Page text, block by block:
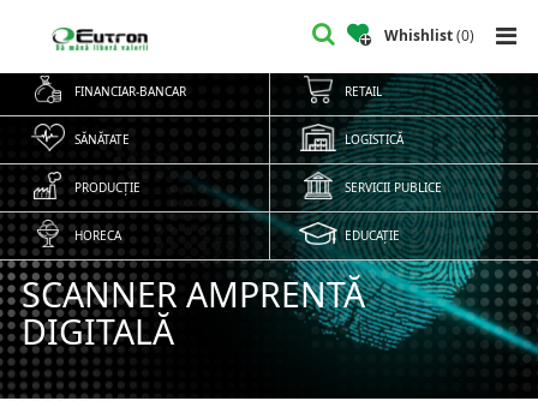
Whishlist(0)
FINANCIAR-BANCAR RETAIL
SĂNĂTATE LOGISTICĂ
PRODUCȚIE SERVICII PUBLICE
HORECA EDUCAȚIE
SCANNER AMPRENTĂ
DIGITALĂ